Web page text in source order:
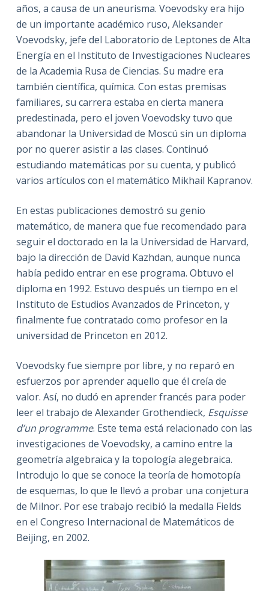
años, a causa de un aneurisma. Voevodsky era hijo
de un importante académico ruso, Aleksander
Voevodsky, jefe del Laboratorio de Leptones de Alta
Energía en el Instituto de Investigaciones Nucleares
de la Academia Rusa de Ciencias. Su madre era
también científica, química. Con estas premisas
familiares, su carrera estaba en cierta manera
predestinada, pero el joven Voevodsky tuvo que
abandonar la Universidad de Moscú sin un diploma
por no querer asistir a las clases. Continuó
estudiando matemáticas por su cuenta, y publicó
varios artículos con el matemático Mikhail Kapranov.
En estas publicaciones demostró su genio
matemático, de manera que fue recomendado para
seguir el doctorado en la la Universidad de Harvard,
bajo la dirección de David Kazhdan, aunque nunca
había pedido entrar en ese programa. Obtuvo el
diploma en 1992. Estuvo después un tiempo en el
Instituto de Estudios Avanzados de Princeton, y
finalmente fue contratado como profesor en la
universidad de Princeton en 2012.
Voevodsky fue siempre por libre, y no reparó en
esfuerzos por aprender aquello que él creía de
valor. Así, no dudó en aprender francés para poder
leer el trabajo de Alexander Grothendieck, Esquisse
d’un programme. Este tema está relacionado con las
investigaciones de Voevodsky, a camino entre la
geometría algebraica y la topología alegebraica.
Introdujo lo que se conoce la teoría de homotopía
de esquemas, lo que le llevó a probar una conjetura
de Milnor. Por ese trabajo recibió la medalla Fields
en el Congreso Internacional de Matemáticos de
Beijing, en 2002.